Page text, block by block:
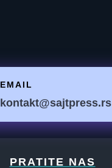
EMAIL
kontakt@sajtpress.rs
PRATITE NAS